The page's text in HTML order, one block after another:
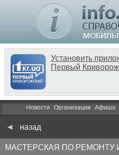
Установить
Первый
Новости Организации Афиша
назад
МАСТЕРСКАЯ ПО РЕМОНТУ